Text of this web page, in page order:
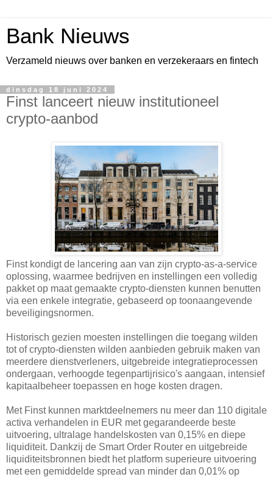
Bank Nieuws
Verzameld nieuws over banken en verzekeraars en fintech
dinsdag 18 juni 2024
Finst lanceert nieuw institutioneel
crypto-aanbod
Finst kondigt de lancering aan van zijn crypto-as-a-service
oplossing, waarmee bedrijven en instellingen een volledig
pakket op maat gemaakte crypto-diensten kunnen benutten
via een enkele integratie, gebaseerd op toonaangevende
beveiligingsnormen.
Historisch gezien moesten instellingen die toegang wilden
tot of crypto-diensten wilden aanbieden gebruik maken van
meerdere dienstverleners, uitgebreide integratieprocessen
ondergaan, verhoogde tegenpartijrisico's aangaan, intensief
kapitaalbeheer toepassen en hoge kosten dragen.
Met Finst kunnen marktdeelnemers nu meer dan 110 digitale
activa verhandelen in EUR met gegarandeerde beste
uitvoering, ultralage handelskosten van 0,15% en diepe
liquiditeit. Dankzij de Smart Order Router en uitgebreide
liquiditeitsbronnen biedt het platform superieure uitvoering
met een gemiddelde spread van minder dan 0,01% op